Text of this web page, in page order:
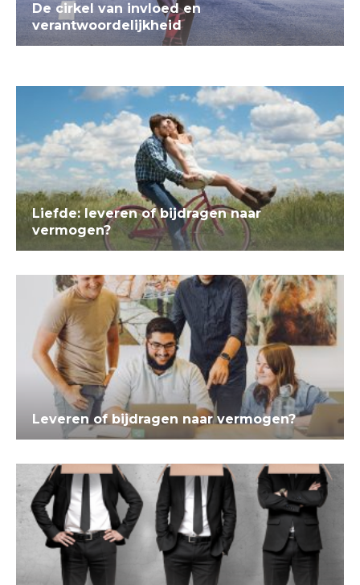
De cirkel van invloed en
verantwoordelijkheid
Liefde: leveren of bijdragen naar
vermogen?
Leveren of bijdragen naar vermogen?